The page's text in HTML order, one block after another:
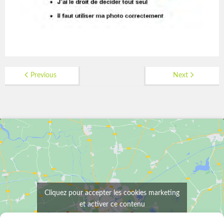
Previous Next
Cliquez pour accepter les cookies marketing
et activer ce contenu